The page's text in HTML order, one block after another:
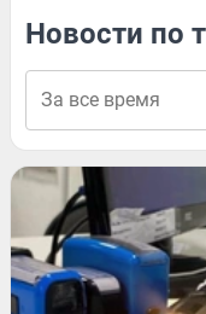
Новости по